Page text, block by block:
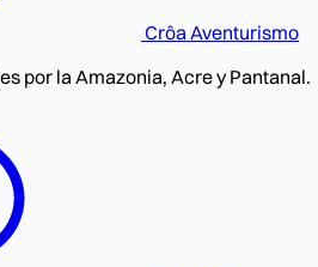
Crôa Aventurismo
por la Amazonia, Acre y Pantanal.